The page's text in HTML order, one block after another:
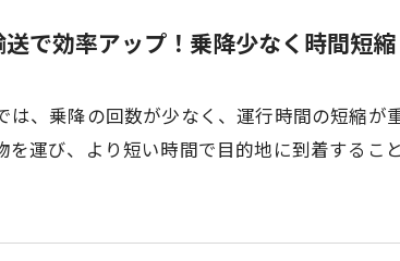
で効率アップ！乗降少なく時間短縮
は、乗降の回数が少なく、運行時間の短縮が
を運び、より短い時間で目的地に到着するこ